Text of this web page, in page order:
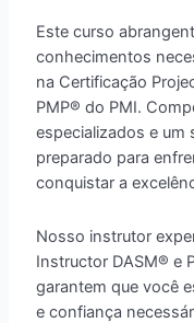
Este curso
conhecimentos
na Certificação
PMP® do PMI.
especializados e um
preparado para
conquistar a
Nosso instrutor
Instructor DASM® e
garantem que você
e confiança